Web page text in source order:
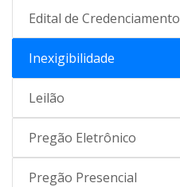
Edital de Credenciamento
Inexigibilidade
Leilão
Pregão Eletrônico
Pregão Presencial